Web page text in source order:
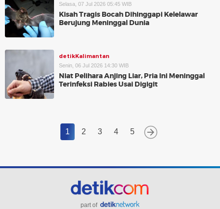
Selasa, 07 Jul 2026 05:45 WIB
Kisah Tragis Bocah Dihinggapi Kelelawar
Berujung Meninggal Dunia
detikKalimantan
Senin, 06 Jul 2026 14:30 WIB
Niat Pelihara Anjing Liar, Pria Ini Meninggal
Terinfeksi Rabies Usai Digigit
1 2 3 4 5
part of